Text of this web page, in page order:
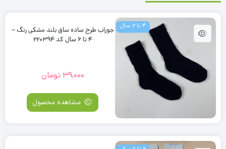
4 تا 6 سال
جوراب طرح ساده ساق بلند مشکی رنگ –
4 تا 6 سال کد 220394
39,000 تومان
مشاهده محصول